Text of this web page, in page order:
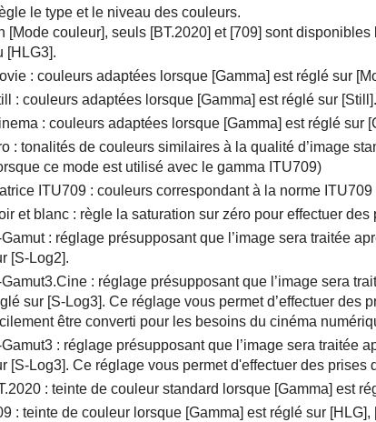
le type et le niveau des couleurs.
[Mode couleur], seuls [BT.2020] et [709] sont disponibles
[HLG3].
: couleurs adaptées lorsque [Gamma] est réglé sur
: couleurs adaptées lorsque [Gamma] est réglé sur [Still].
: couleurs adaptées lorsque [Gamma] est réglé sur
: tonalités de couleurs similaires à la qualité d’image
ce mode est utilisé avec le gamma ITU709)
ITU709 : couleurs correspondant à la norme
et blanc : règle la saturation sur zéro pour effectuer
: réglage présupposant que l’image sera traitée
[S-Log2].
Gamut3.Cine : réglage présupposant que l’image sera
sur [S-Log3]. Ce réglage vous permet d’effectuer des
être converti pour les besoins du cinéma
: réglage présupposant que l’image sera traitée
[S-Log3]. Ce réglage vous permet d'effectuer des
: teinte de couleur standard lorsque [Gamma] est
: teinte de couleur lorsque [Gamma] est réglé sur [HLG],